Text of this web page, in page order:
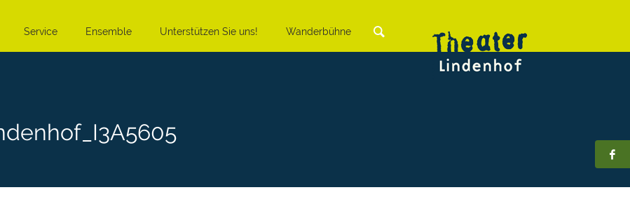
Service Ensemble Unterstützen Sie uns! Wanderbühne